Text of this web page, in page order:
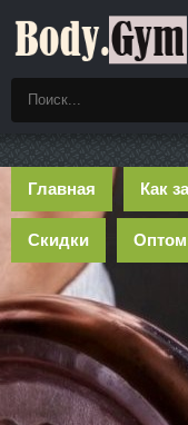
Главная Как
Скидки Оптом